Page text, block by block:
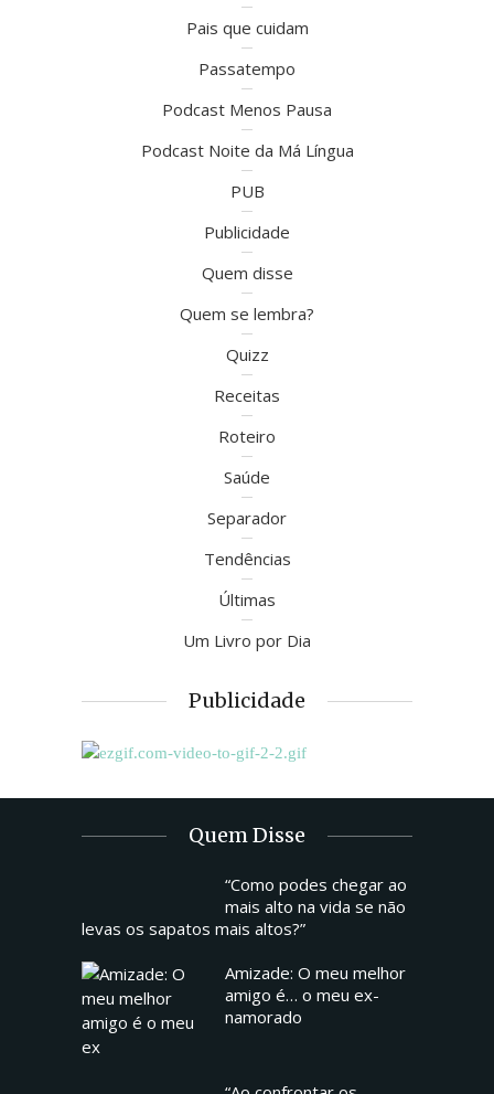
Pais que cuidam
Passatempo
Podcast Menos Pausa
Podcast Noite da Má Língua
PUB
Publicidade
Quem disse
Quem se lembra?
Quizz
Receitas
Roteiro
Saúde
Separador
Tendências
Últimas
Um Livro por Dia
Publicidade
Quem Disse
“Como podes chegar ao
mais alto na vida se não
levas os sapatos mais altos?”
Amizade: O meu melhor
amigo é… o meu ex-
namorado